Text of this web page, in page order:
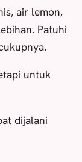
air lemon,
Patuhi
untuk
dijalani